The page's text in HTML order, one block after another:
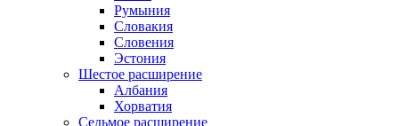
Румыния
Словакия
Словения
Эстония
Шестое расширение
Албания
Хорватия
Седьмое расширение